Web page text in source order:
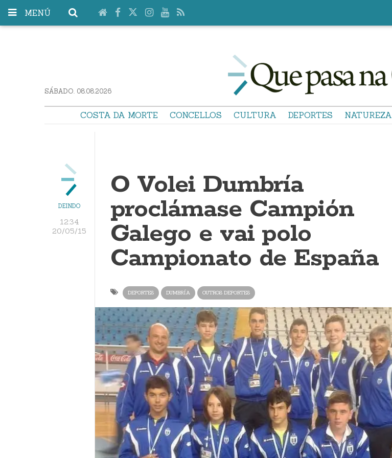
MENÚ
SÁBADO. 08.08.2026
COSTA DA MORTE CONCELLOS CULTURA DEPORTES NATUREZA
DEINDO
12:34
20/05/15
O Volei Dumbría
proclámase Campión
Galego e vai polo
Campionato de España
DEPORTES DUMBRÍA OUTROS DEPORTES